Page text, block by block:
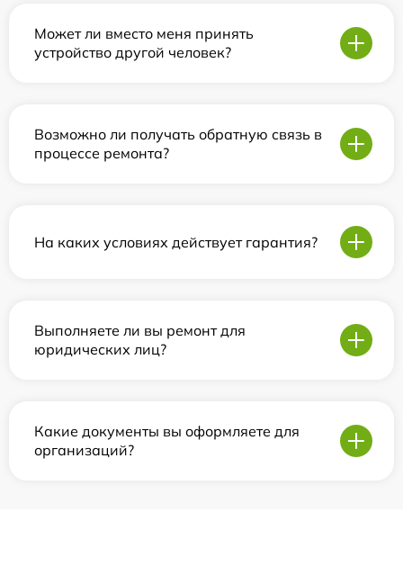
Может ли вместо меня принять
устройство другой человек?
Возможно ли получать обратную связь в
процессе ремонта?
На каких условиях действует гарантия?
Выполняете ли вы ремонт для
юридических лиц?
Какие документы вы оформляете для
организаций?